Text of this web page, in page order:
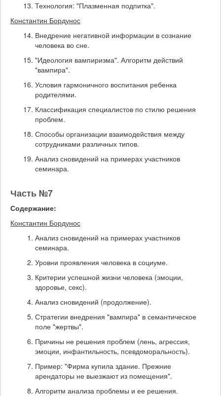
Технология: "Плазменная подпитка".
Константин Бордунос
Внедрение негативной информации в сознание
человека во сне.
"Идеология вампиризма". Алгоритм действий
"вампира".
Условия гармоничного воспитания ребенка
родителями.
Классификация специалистов по стилю решения
проблем.
Способы организации взаимодействия между
сотрудниками различных типов.
Анализ сновидений на примерах участников
семинара.
Часть №7
Содержание:
Константин Бордунос
Анализ сновидений на примерах участников
семинара.
Уровни проявления человека в социуме.
Критерии успешной жизни человека (эмоции,
здоровье, секс).
Анализ сновидений (продолжение).
Стратегии внедрения "вампира" в семантическое
поле "жертвы".
Причины не решения проблем (лень, агрессия,
эмоции, инфантильность, псевдоморальность).
Пример: "Фирма купила здание. Прежние
арендаторы не выезжают из помещения".
Алгоритм анализа проблемы и ее решения.